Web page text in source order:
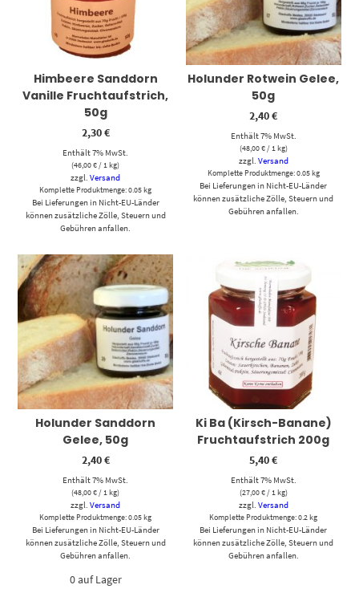
Himbeere Sanddorn
Vanille Fruchtaufstrich,
50g
2,30€
Enthält 7% MwSt.
(46,00€/ 1 kg)
zzgl.Versand
Komplette Produktmenge: 0.05 kg
Bei Lieferungen in Nicht-EU-Länder
können zusätzliche Zölle, Steuern und
Gebühren anfallen.
Holunder Rotwein Gelee,
50g
2,40€
Enthält 7% MwSt.
(48,00€/ 1 kg)
zzgl. Versand
Komplette Produktmenge: 0.05 kg
Bei Lieferungen in Nicht-EU-Länder
können zusätzliche Zölle, Steuern und
Gebühren anfallen.
Holunder Sanddorn
Gelee, 50g
2,40€
Enthält 7% MwSt.
(48,00€/ 1 kg)
zzgl.Versand
Komplette Produktmenge: 0.05 kg
Bei Lieferungen in Nicht-EU-Länder
können zusätzliche Zölle, Steuern und
Gebühren anfallen.
0 auf Lager
Ki Ba (Kirsch-Banane)
Fruchtaufstrich 200g
5,40€
Enthält 7% MwSt.
(27,00€/ 1 kg)
zzgl. Versand
Komplette Produktmenge: 0.2 kg
Bei Lieferungen in Nicht-EU-Länder
können zusätzliche Zölle, Steuern und
Gebühren anfallen.